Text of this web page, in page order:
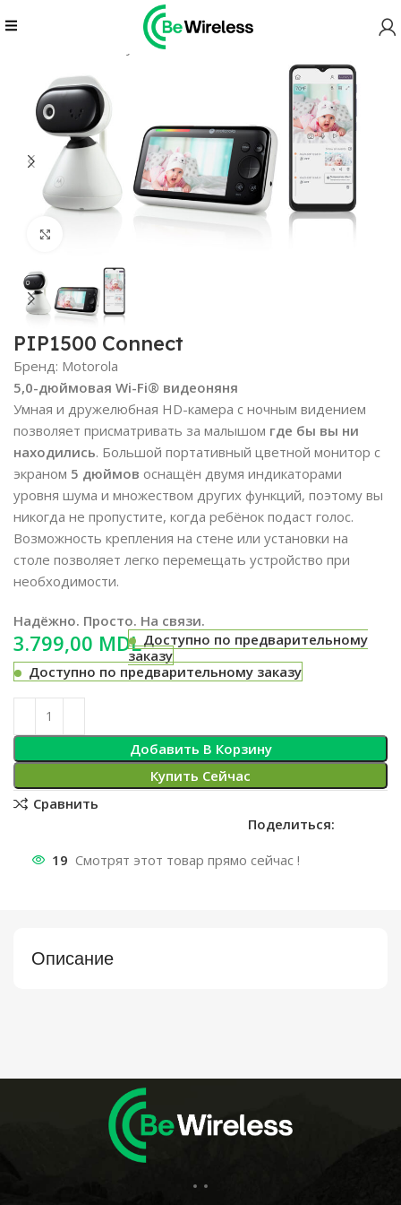
PIP1500 Connect
PIP1500 Connect
Бренд: Motorola
5,0-дюймовая Wi-Fi® видеоняня
Умная и дружелюбная HD-камера с ночным видением
позволяет присматривать за малышом где бы вы ни
находились. Большой портативный цветной монитор с
экраном 5 дюймов оснащён двумя индикаторами
уровня шума и множеством других функций, поэтому вы
никогда не пропустите, когда ребёнок подаст голос.
Возможность крепления на стене или установки на
столе позволяет легко перемещать устройство при
необходимости.
Надёжно. Просто. На связи.
MDLДоступно по предварительному
заказу
Доступно по предварительному заказу
Добавить В Корзину
Купить Сейчас
Сравнить
Поделиться:
19 Смотрят этот товар прямо сейчас !
Описание